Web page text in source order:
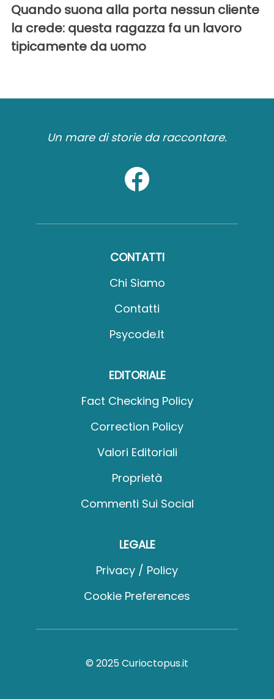
Quando suona alla porta nessun cliente
la crede: questa ragazza fa un lavoro
tipicamente da uomo
Un mare di storie da raccontare.
CONTATTI
Chi Siamo
Contatti
Psycode.it
EDITORIALE
Fact Checking Policy
Correction Policy
Valori Editoriali
Proprietà
Commenti Sui Social
LEGALE
Privacy / Policy
Cookie Preferences
© 2025 Curioctopus.it